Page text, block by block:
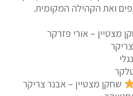
ואת הקהילה המקומית.
מצטיין – אורי פזרקר
שחקן מצטיין – אבנר צריקר